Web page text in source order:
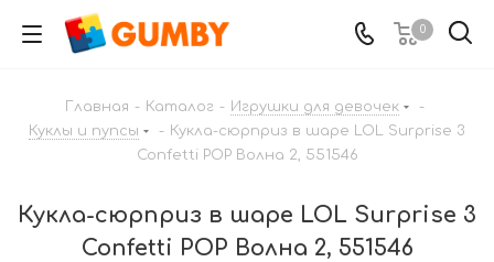
0
Главная - Каталог - Игрушки для девочек
-
Куклы и пупсы
- Кукла-сюрприз в шаре LOL Surprise 3
Confetti POP Волна 2, 551546
Кукла-сюрприз в шаре LOL Surprise 3
Confetti POP Волна 2, 551546